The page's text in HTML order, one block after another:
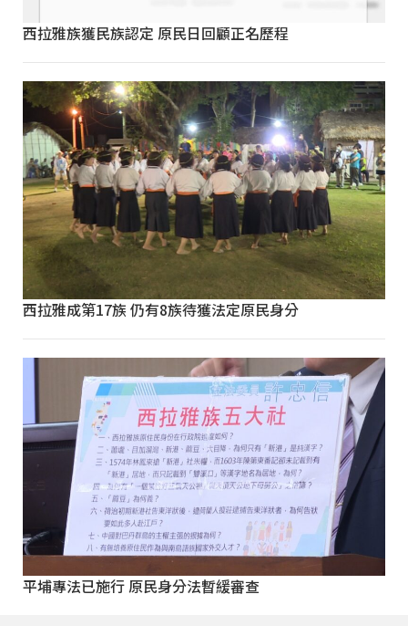
西拉雅族獲民族認定 原民日回顧正名歷程
西拉雅成第17族 仍有8族待獲法定原民身分
平埔專法已施行 原民身分法暫緩審查